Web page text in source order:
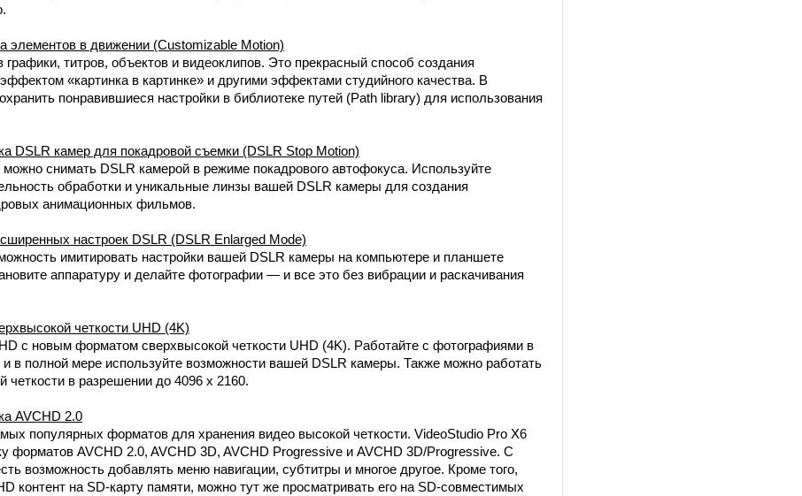
в движении (Customizable Motion)
графики, титров, объектов и видеоклипов. Это прекрасный способ создания
«картинка в картинке» и другими эффектами студийного качества. В
понравившиеся настройки в библиотеке путей (Path library) для использования
камер для покадровой съемки (DSLR Stop Motion)
снимать DSLR камерой в режиме покадрового автофокуса. Используйте
обработки и уникальные линзы вашей DSLR камеры для создания
анимационных фильмов.
настроек DSLR (DSLR Enlarged Mode)
имитировать настройки вашей DSLR камеры на компьютере и планшете
аппаратуру и делайте фотографии — и все это без вибрации и раскачивания
четкости UHD (4K)
с новым форматом сверхвысокой четкости UHD (4K). Работайте с фотографиями в
в полной мере используйте возможности вашей DSLR камеры. Также можно работать
четкости в разрешении до 4096 x 2160.
AVCHD 2.0
популярных форматов для хранения видео высокой четкости. VideoStudio Pro X6
форматов AVCHD 2.0, AVCHD 3D, AVCHD Progressive и AVCHD 3D/Progressive. С
возможность добавлять меню навигации, субтитры и многое другое. Кроме того,
контент на SD-карту памяти, можно тут же просматривать его на SD-совместимых